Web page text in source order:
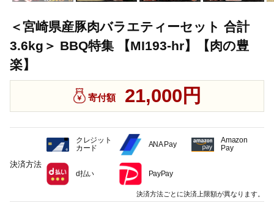
＜宮崎県産豚肉バラエティーセット 合計
3.6kg＞ BBQ特集 【MI193-hr】【肉の豊
楽】
寄付額 21,000円
決済方法
クレジット
カード
ANA Pay
Amazon
Pay
d払い PayPay
決済方法ごとに決済上限額が異なります。